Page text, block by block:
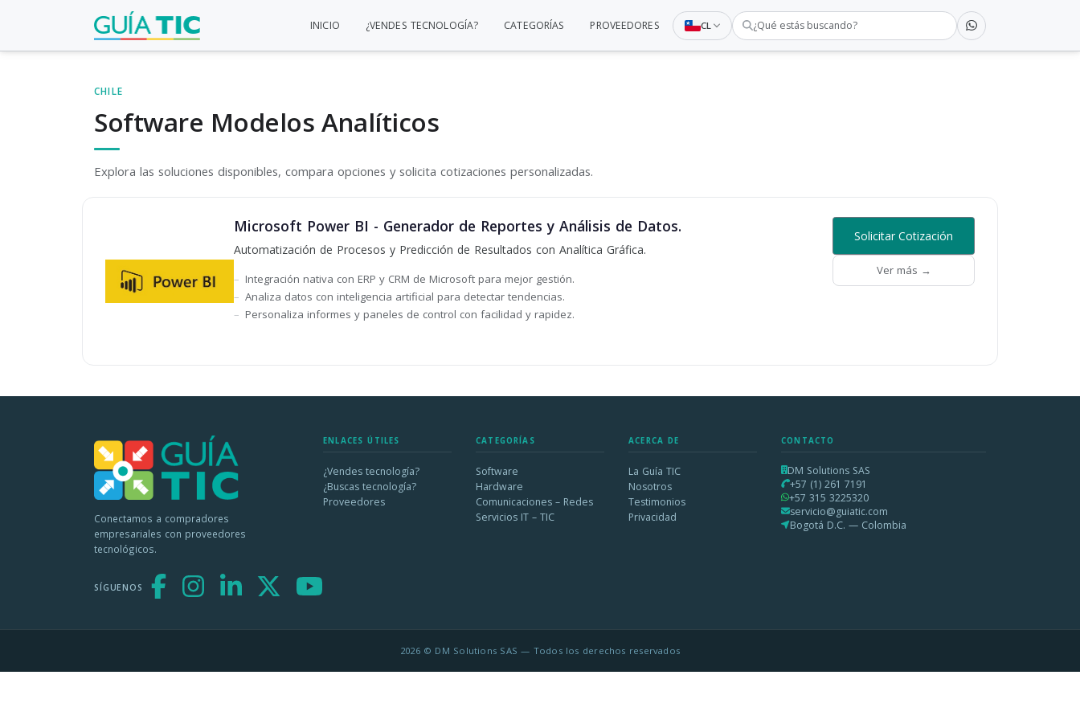
CL ¿Qué estás buscando?
INICIO ¿VENDES TECNOLOGÍA? CATEGORÍAS PROVEEDORES
CHILE
Software Modelos Analíticos
Explora las soluciones disponibles, compara opciones y solicita cotizaciones personalizadas.
Microsoft Power BI - Generador de Reportes y Análisis de Datos.
Automatización de Procesos y Predicción de Resultados con Analítica Gráfica.
Integración nativa con ERP y CRM de Microsoft para mejor gestión.
Analiza datos con inteligencia artificial para detectar tendencias.
Personaliza informes y paneles de control con facilidad y rapidez.
Solicitar Cotización
Ver más →
Conectamos a compradores
empresariales con proveedores
tecnológicos.
SÍGUENOS
ENLACES ÚTILES
¿Vendes tecnología?
¿Buscas tecnología?
Proveedores
CATEGORÍAS
Software
Hardware
Comunicaciones – Redes
Servicios IT – TIC
ACERCA DE
La Guía TIC
Nosotros
Testimonios
Privacidad
CONTACTO
DM Solutions SAS
+57 (1) 261 7191
+57 315 3225320
servicio@guiatic.com
Bogotá D.C. — Colombia
2026 © DM Solutions SAS — Todos los derechos reservados